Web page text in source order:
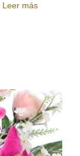
Leer más